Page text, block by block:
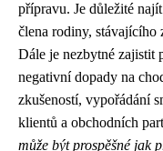
přípravu. Je důležité
člena rodiny, stávajícího
Dále je nezbytné zajistit
negativní dopady na
zkušeností, vypořádání
klientů a obchodních
může být prospěšné jak